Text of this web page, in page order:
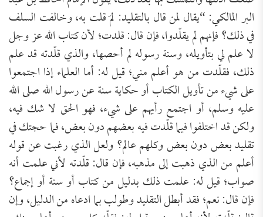
البر المالكي: “يقال لمن قال بالتقليد: لمَ قلت به، وخالفت السلف
في ذلك؟ فإنهم لم يقلّدوا، فإن قال: قلدت؛ لأن كتاب الله عز وجل
لا علم لي بتأويله، وسنة رسوله لم أحصها، والذي قلّدته قد علم
ذلك، فقلّدت من هو أعلم مني؛ قيل له: أما العلماء إذا اجتمعوا
على شيء من تأويل الكتاب أو حكاية سنة عن رسول الله صلى الله
عليه وسلم، أو اجتمع رأيهم على شيء، فهو الحق لا شك فيه،
ولكن قد اختلفوا فيما قلّدت فيه بعضهم دون بعض، فما حجتك في
تقليد بعض دون بعض وكلهم عالم؟ ولعل الذي رغبت عن قوله
أعلم من الذي ذهبت إلى مذهبه، فإن قال: قلّدته لأني علمت أنه
صواب؛ قيل له: علمت ذلك بدليل من كتاب أو سنة أو إجماع؟
فإن قال: نعم؛ فقد أبطل التقليد وطولب بما ادعاه من الدليل، وإن